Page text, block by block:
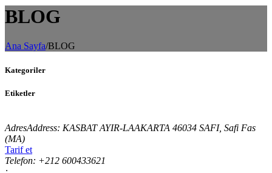
BLOG
Ana Sayfa/BLOG
Kategoriler
Etiketler
AdresAddress: KASBAT AYIR-LAAKARTA 46034 SAFI, Safi Fas
(MA)
Tarif et
Telefon: +212 600433621